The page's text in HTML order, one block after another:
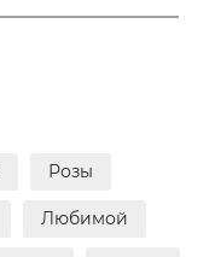
Розы
Любимой